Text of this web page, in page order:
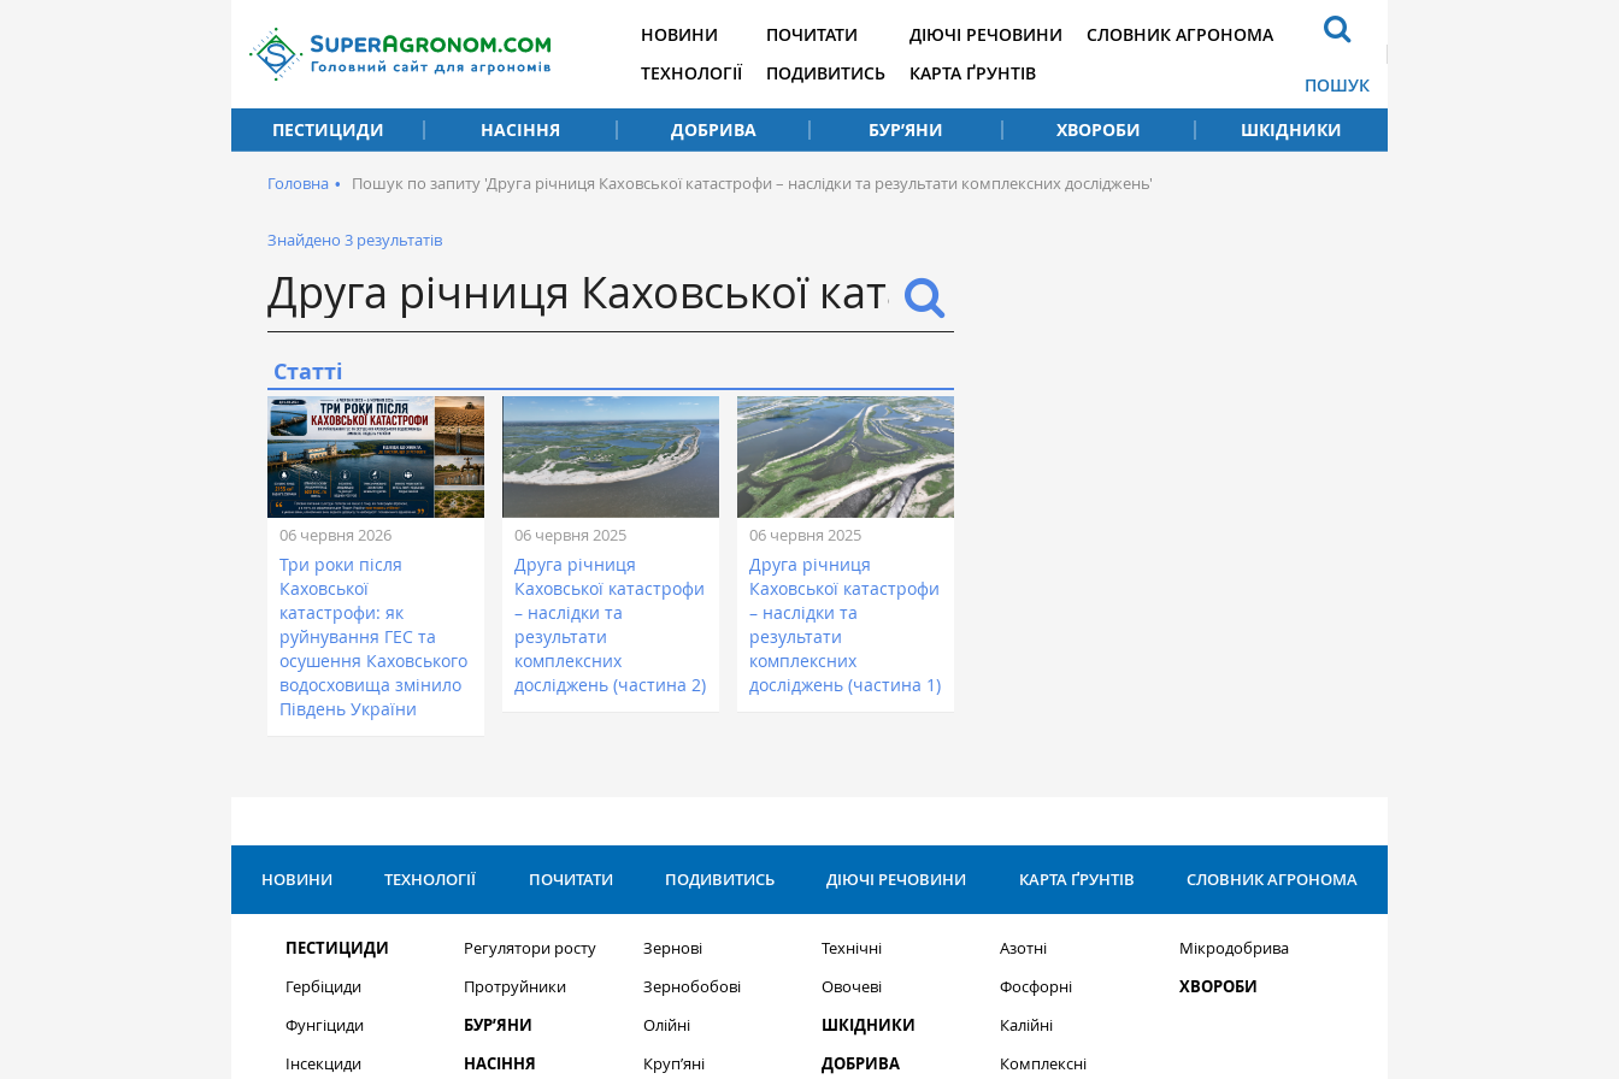
НОВИНИ
ТЕХНОЛОГІЇ
ПОЧИТАТИ
ПОДИВИТИСЬ
ДІЮЧІ РЕЧОВИНИ
КАРТА ҐРУНТІВ
СЛОВНИК АГРОНОМА
ПОШУК
ПЕСТИЦИДИ
НАСІННЯ ДОБРИВА БУР’ЯНИ ХВОРОБИ ШКІДНИКИ
Головна • Пошук по запиту 'Друга річниця Каховської катастрофи – наслідки та результати комплексних досліджень'
Знайдено 3 результатів
Статті
06 червня 2026
Три роки після
Каховської
катастрофи: як
руйнування ГЕС та
осушення Каховського
водосховища змінило
Південь України
06 червня 2025
Друга річниця
Каховської катастрофи
– наслідки та
результати
комплексних
досліджень (частина 2)
06 червня 2025
Друга річниця
Каховської катастрофи
– наслідки та
результати
комплексних
досліджень (частина 1)
НОВИНИ ТЕХНОЛОГІЇ ПОЧИТАТИ ПОДИВИТИСЬ ДІЮЧІ РЕЧОВИНИ КАРТА ҐРУНТІВ СЛОВНИК АГРОНОМА
ПЕСТИЦИДИ
Гербіциди
Фунгіциди
Інсекциди
Регулятори росту
Протруйники
БУР’ЯНИ
НАСІННЯ
Зернові
Зернобобові
Олійні
Круп’яні
Технічні
Овочеві
ШКІДНИКИ
ДОБРИВА
Азотні
Фосфорні
Калійні
Комплексні
Мікродобрива
ХВОРОБИ